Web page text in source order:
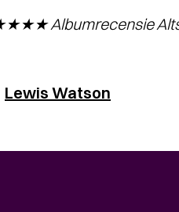
Albumrecensie
Lewis Watson